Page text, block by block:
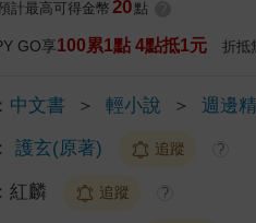
計最高可得金幣 20 點
GO享100累1點 4點抵1元 折抵
中文書 ＞ 輕小說 ＞ 週邊
護玄(原著) 追蹤 ?
紅麟 追蹤 ?